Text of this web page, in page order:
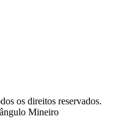
os direitos reservados.
Mineiro